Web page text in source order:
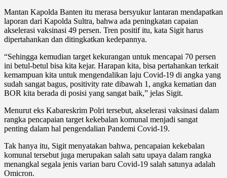
Mantan Kapolda Banten itu merasa bersyukur lantaran mendapatkan
laporan dari Kapolda Sultra, bahwa ada peningkatan capaian
akselerasi vaksinasi 49 persen. Tren positif itu, kata Sigit harus
dipertahankan dan ditingkatkan kedepannya.
“Sehingga kemudian target kekurangan untuk mencapai 70 persen
ini betul-betul bisa kita kejar. Harapan kita, bisa pertahankan terkait
kemampuan kita untuk mengendalikan laju Covid-19 di angka yang
sudah sangat bagus, positivity rate dibawah 1, angka kematian dan
BOR kita berada di posisi yang sangat baik,” jelas Sigit.
Menurut eks Kabareskrim Polri tersebut, akselerasi vaksinasi dalam
rangka pencapaian target kekebalan komunal menjadi sangat
penting dalam hal pengendalian Pandemi Covid-19.
Tak hanya itu, Sigit menyatakan bahwa, pencapaian kekebalan
komunal tersebut juga merupakan salah satu upaya dalam rangka
menangkal segala jenis varian baru Covid-19 salah satunya adalah
Omicron.